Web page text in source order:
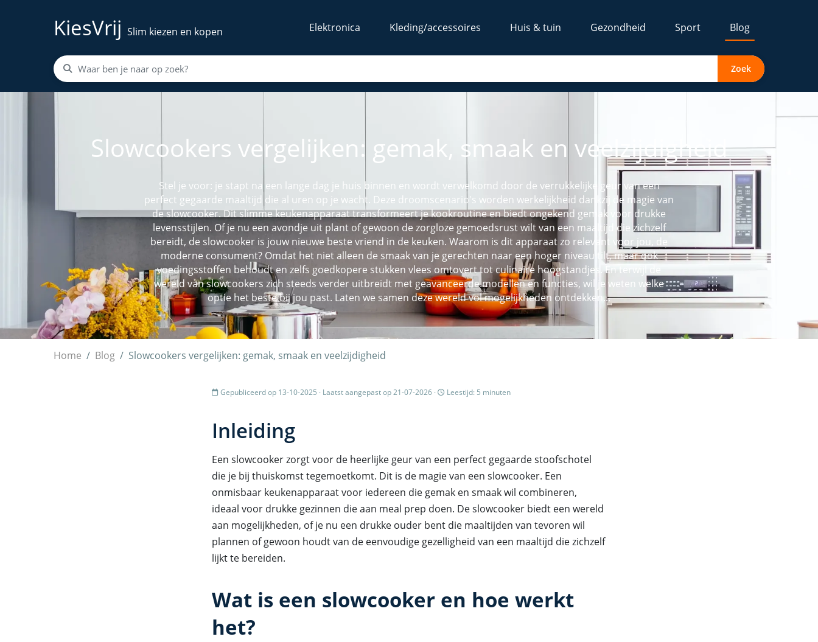
KiesVrij Slim kiezen en kopen Elektronica Kleding/accessoires Huis & tuin Gezondheid Sport Blog
Zoek
Slowcookers vergelijken: gemak, smaak en veelzijdigheid
Stel je voor: je stapt na een lange dag je huis binnen en wordt verwelkomd door de verrukkelijke geur van een
perfect gegaarde maaltijd die al uren op je wacht. Deze droomscenario's worden werkelijkheid dankzij de magie van
de slowcooker. Dit slimme keukenapparaat transformeert je kookroutine en biedt ongekend gemak voor drukke
levensstijlen. Of je nu een avondje uit plant of gewoon de zorgloze gemoedsrust wilt van een maaltijd die zichzelf
bereidt, de slowcooker is jouw nieuwe beste vriend in de keuken. Waarom is dit apparaat zo relevant voor jou, de
moderne consument? Omdat het niet alleen de smaak van je gerechten naar een hoger niveau tilt, maar ook
voedingsstoffen behoudt en zelfs goedkopere stukken vlees omtovert tot culinaire hoogstandjes. En terwijl de
wereld van slowcookers zich steeds verder uitbreidt met geavanceerde modellen en functies, wil je weten welke
optie het beste bij jou past. Laten we samen deze wereld vol mogelijkheden ontdekken...
Home Blog Slowcookers vergelijken: gemak, smaak en veelzijdigheid
Gepubliceerd op 13-10-2025 · Laatst aangepast op 21-07-2026 · Leestijd: 5 minuten
Inleiding
Een slowcooker zorgt voor de heerlijke geur van een perfect gegaarde stoofschotel
die je bij thuiskomst tegemoetkomt. Dit is de magie van een slowcooker. Een
onmisbaar keukenapparaat voor iedereen die gemak en smaak wil combineren,
ideaal voor drukke gezinnen die aan meal prep doen. De slowcooker biedt een wereld
aan mogelijkheden, of je nu een drukke ouder bent die maaltijden van tevoren wil
plannen of gewoon houdt van de eenvoudige gezelligheid van een maaltijd die zichzelf
lijkt te bereiden.
Wat is een slowcooker en hoe werkt
het?